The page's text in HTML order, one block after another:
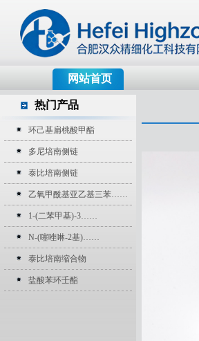
网站首页
热门产品
环己基扁桃酸甲酯
多尼培南侧链
泰比培南侧链
乙氧甲酰基亚乙基三苯……
1-(二苯甲基)-3……
N-(噻唑啉-2基)……
泰比培南缩合物
盐酸苯环壬酯